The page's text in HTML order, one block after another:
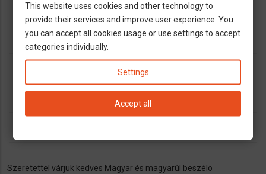
dns
call 0911/606740
www.zahnarzt-croy.de
dns szájsebész fogszabályozó szakorvos
Szeretettel várjuk kedves Magyar és magyarúl beszélö
This website uses cookies and other technology to
provide their services and improve user experience. You
you can accept all cookies usage or use settings to accept
categories individually.
Settings
Accept all